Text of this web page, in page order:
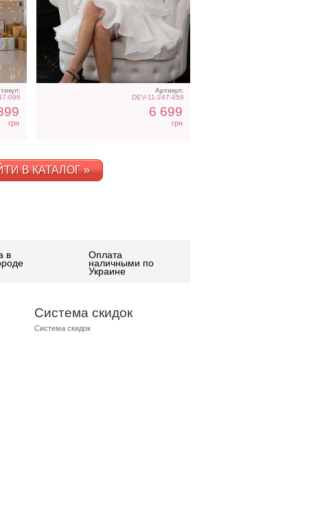
096
грн
Артикул:
DEV-11-247-458
6 699
грн
В КАТАЛОГ »
в Оплата
наличными по
Украине
Система скидок
Система скидок